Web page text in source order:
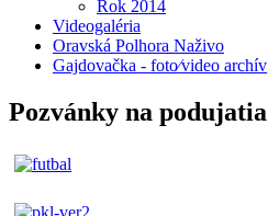
Rok 2014
Videogaléria
Oravská Polhora Naživo
Gajdovačka - foto⁄video archív
Pozvánky na podujatia